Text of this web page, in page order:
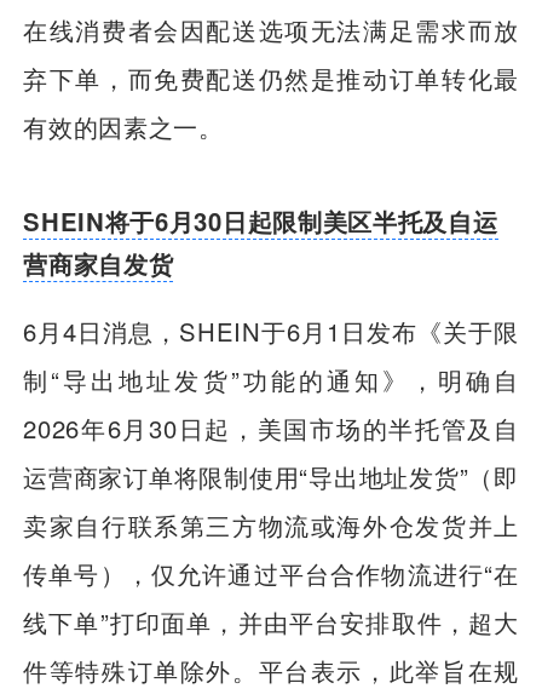
在线消费者会因配送选项无法满足需求而放
弃下单，而免费配送仍然是推动订单转化最
有效的因素之一。
SHEIN将于6月30日起限制美区半托及自运
营商家自发货
6月4日消息，SHEIN于6月1日发布《关于限
制“导出地址发货”功能的通知》，明确自
2026年6月30日起，美国市场的半托管及自
运营商家订单将限制使用“导出地址发货”（即
卖家自行联系第三方物流或海外仓发货并上
传单号），仅允许通过平台合作物流进行“在
线下单”打印面单，并由平台安排取件，超大
件等特殊订单除外。平台表示，此举旨在规